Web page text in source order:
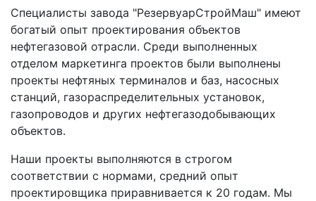
Специалисты завода "РезервуарСтройМаш" имеют
богатый опыт проектирования объектов
нефтегазовой отрасли. Среди выполненных
отделом маркетинга проектов были выполнены
проекты нефтяных терминалов и баз, насосных
станций, газораспределительных установок,
газопроводов и других нефтегазодобывающих
объектов.
Наши проекты выполняются в строгом
соответствии с нормами, средний опыт
проектировщика приравнивается к 20 годам. Мы